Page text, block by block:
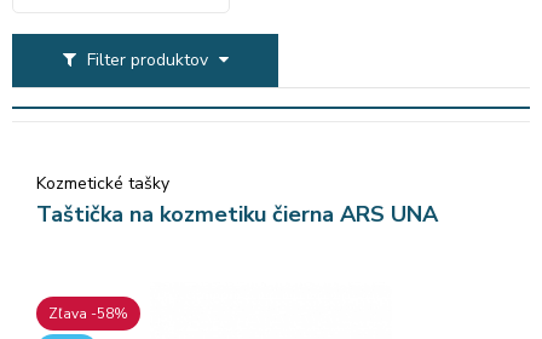
Filter produktov
Kozmetické tašky
Taštička na kozmetiku čierna ARS UNA
Zľava -58%